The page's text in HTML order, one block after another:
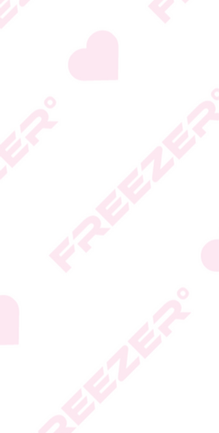
המידע המעודכן מופיע על
* טעות סופר בתיאור המוצר